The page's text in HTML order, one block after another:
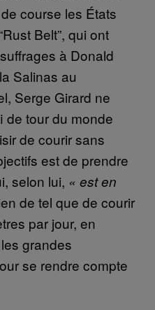
course les États
Belt”, qui ont
à Donald
Salinas au
Serge Girard ne
de tour du monde
de courir sans
est de prendre
selon lui, « est en
de tel que de courir
par jour, en
grandes
se rendre compte